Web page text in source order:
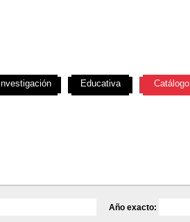
Año exacto:
Investigación Educativa Catálogo